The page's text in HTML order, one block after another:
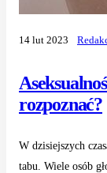
rozpoznać?
14 lut 2023
W dzisiejszych
tabu. Wiele osób